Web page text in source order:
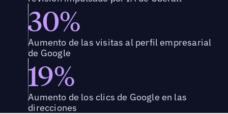
30%
Aumento de las visitas al perfil empresarial
de Google
19%
Aumento de los clics de Google en las
direcciones